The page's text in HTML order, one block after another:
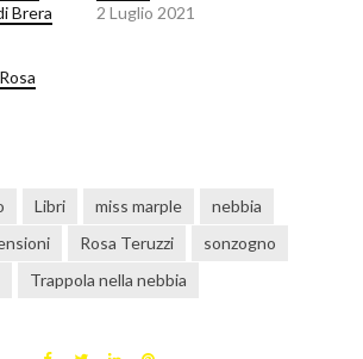
Brera
2 Luglio 2021
Libri miss marple
nebbia
Rosa Teruzzi
sonzogno
Trappola nella nebbia